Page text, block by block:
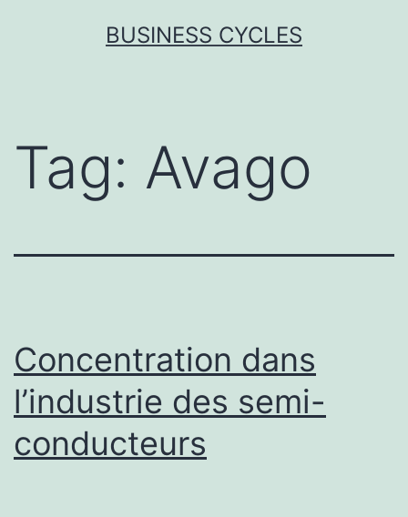
BUSINESS CYCLES
Tag: Avago
Concentration dans
l’industrie des semi-
conducteurs